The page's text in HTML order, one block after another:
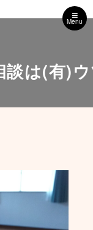
Menu
は(有)